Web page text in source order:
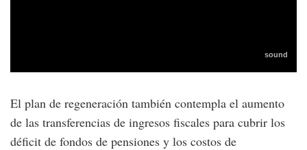
El plan de regeneración también contempla el aumento
de las transferencias de ingresos fiscales para cubrir los
déficit de fondos de pensiones y los costos de